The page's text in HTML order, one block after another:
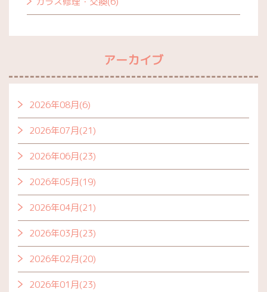
アーカイブ
2026年08月(6)
2026年07月(21)
2026年06月(23)
2026年05月(19)
2026年04月(21)
2026年03月(23)
2026年02月(20)
2026年01月(23)